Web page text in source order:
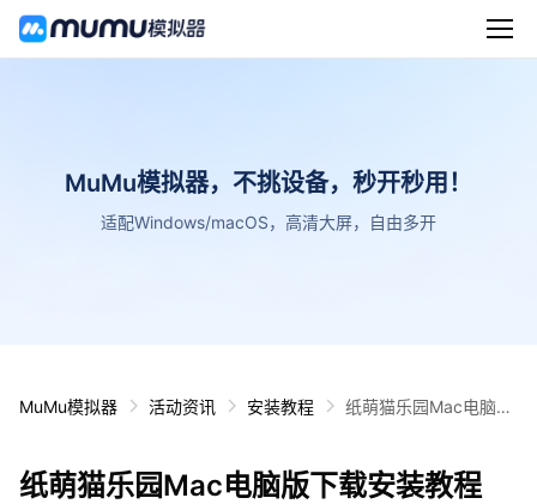
MuMu模拟器，不挑设备，秒开秒用！
适配Windows/macOS，高清大屏，自由多开
MuMu模拟器 活动资讯 安装教程
纸萌猫乐园Mac电脑版
纸萌猫乐园Mac电脑版下载安装教程